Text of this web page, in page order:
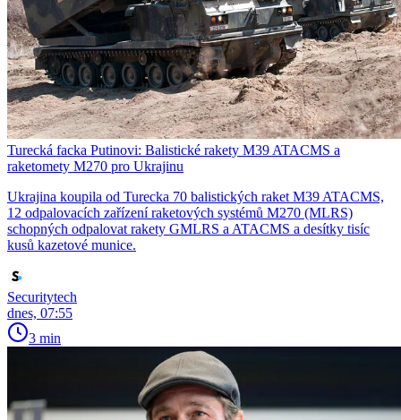
Turecká facka Putinovi: Balistické rakety M39 ATACMS a
raketomety M270 pro Ukrajinu
Ukrajina koupila od Turecka 70 balistických raket M39 ATACMS,
12 odpalovacích zařízení raketových systémů M270 (MLRS)
schopných odpalovat rakety GMLRS a ATACMS a desítky tisíc
kusů kazetové munice.
Securitytech
dnes, 07:55
3 min